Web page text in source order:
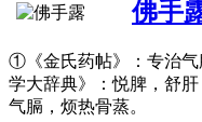
佛手
①《金氏药帖》：专治
学大辞典》：悦脾，舒
气膈，烦热骨蒸。